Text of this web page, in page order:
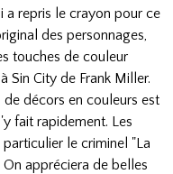
a repris le crayon pour ce
des personnages,
touches de couleur
Sin City de Frank Miller.
décors en couleurs est
fait rapidement. Les
le criminel "La
appréciera de belles